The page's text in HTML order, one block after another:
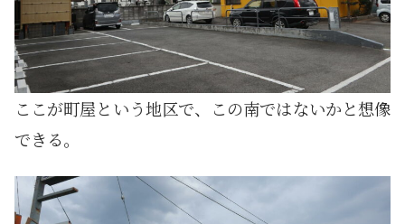
ここが町屋という地区で、この南ではないかと想像
できる。